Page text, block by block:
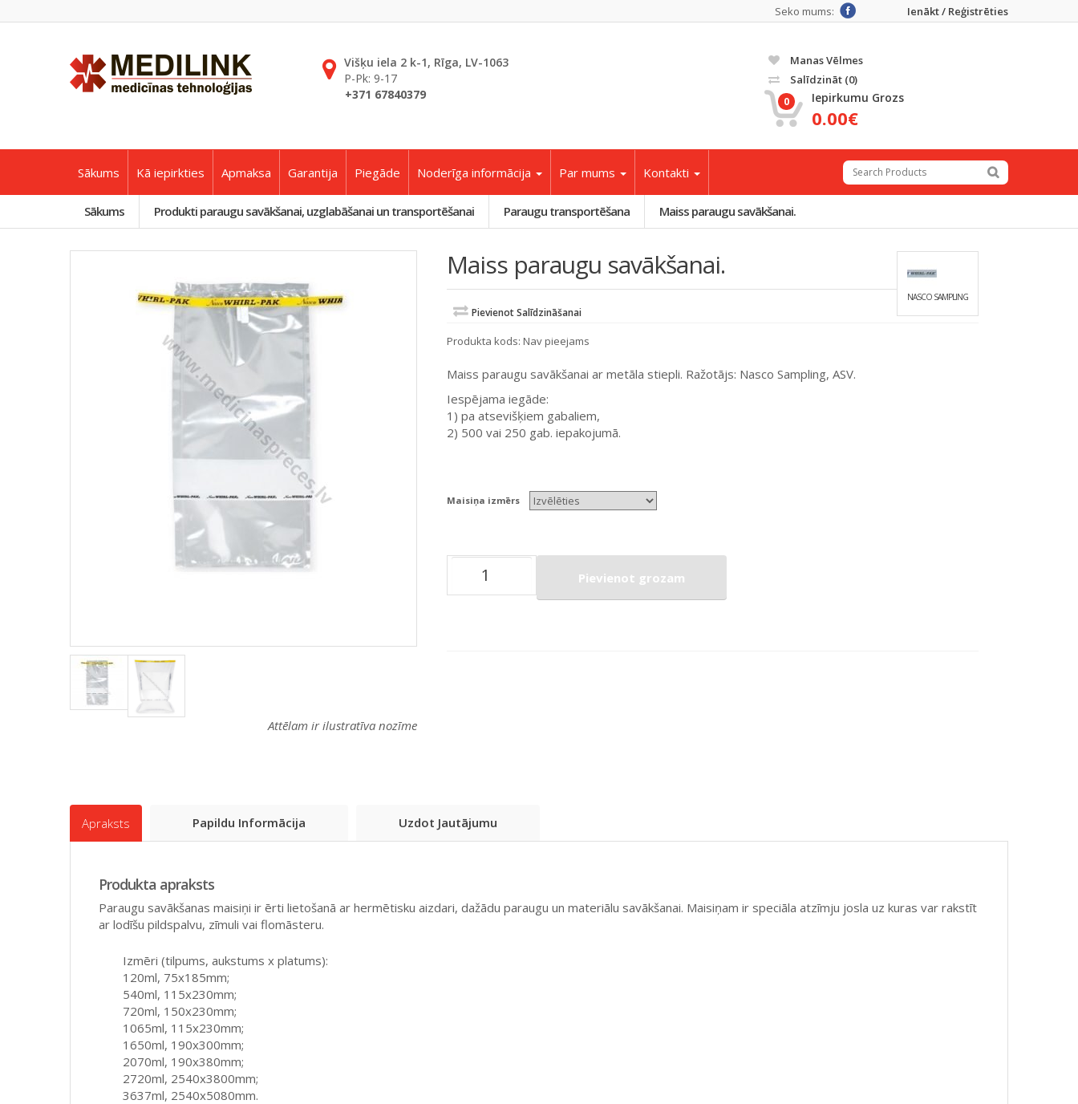
Ienākt / Reģistrēties
Seko mums:
Višķu iela 2 k-1, Rīga, LV-1063
P-Pk: 9-17
+371 67840379
Manas Vēlmes
Salīdzināt (0)
0 Iepirkumu Grozs
0.00€
Sākums Kā iepirkties Apmaksa Garantija Piegāde Noderīga informācija Par mums Kontakti
Sākums Produkti paraugu savākšanai, uzglabāšanai un transportēšanai Paraugu transportēšana Maiss paraugu savākšanai.
Attēlam ir ilustratīva nozīme
Maiss paraugu savākšanai.
NASCO SAMPLING
Pievienot Salīdzināšanai
Produkta kods: Nav pieejams
Maiss paraugu savākšanai ar metāla stiepli. Ražotājs: Nasco Sampling, ASV.
Iespējama iegāde:
1) pa atsevišķiem gabaliem,
2) 500 vai 250 gab. iepakojumā.
Maisiņa izmērs
Pievienot grozam
Apraksts Papildu Informācija Uzdot Jautājumu
Produkta apraksts
Paraugu savākšanas maisiņi ir ērti lietošanā ar hermētisku aizdari, dažādu paraugu un materiālu savākšanai. Maisiņam ir speciāla atzīmju josla uz kuras var rakstīt
ar lodīšu pildspalvu, zīmuli vai flomāsteru.
Izmēri (tilpums, aukstums x platums):
120ml, 75x185mm;
540ml, 115x230mm;
720ml, 150x230mm;
1065ml, 115x230mm;
1650ml, 190x300mm;
2070ml, 190x380mm;
2720ml, 2540x3800mm;
3637ml, 2540x5080mm.